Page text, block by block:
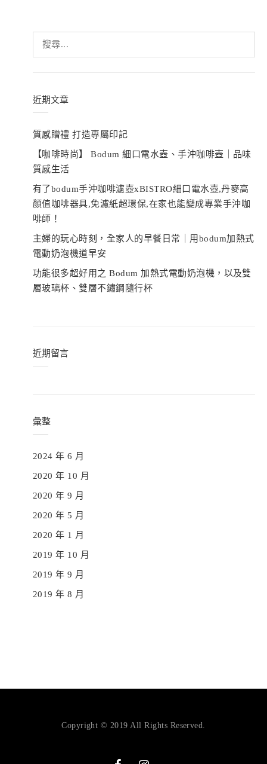
字:
近期文章
質感贈禮 打造專屬印記
【咖啡時尚】 Bodum 細口電水壺、手沖咖啡壺｜品味
質感生活
有了bodum手沖咖啡濾壺xBISTRO細口電水壺,丹麥高
顏值咖啡器具,免濾紙超環保,在家也能變成專業手沖咖
啡師！
主婦的玩心時刻，全家人的早餐日常｜用bodum加熱式
電動奶泡機道早安
功能很多超好用之 Bodum 加熱式電動奶泡機，以及雙
層玻璃杯、雙層不鏽鋼隨行杯
近期留言
彙整
2024 年 6 月
2020 年 10 月
2020 年 9 月
2020 年 5 月
2020 年 1 月
2019 年 10 月
2019 年 9 月
2019 年 8 月
Copyright © 2019 All Rights Reserved.